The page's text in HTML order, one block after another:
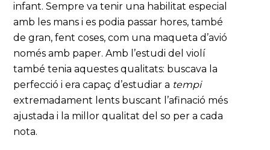
infant. Sempre va tenir una habilitat especial
amb les mans i es podia passar hores, també
de gran, fent coses, com una maqueta d’avió
només amb paper. Amb l’estudi del violí
també tenia aquestes qualitats: buscava la
perfecció i era capaç d’estudiar a tempi
extremadament lents buscant l’afinació més
ajustada i la millor qualitat del so per a cada
nota.